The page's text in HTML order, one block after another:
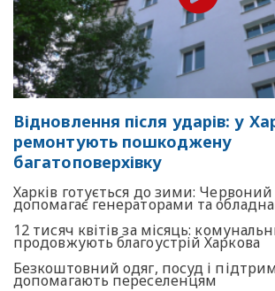
Відновлення після ударів: у
ремонтують пошкоджену
багатоповерхівку
Харків готується до зими: Червоний
допомагає генераторами та
12 тисяч квітів за місяць:
продовжують благоустрій Харкова
Безкоштовний одяг, посуд і
допомагають переселенцям